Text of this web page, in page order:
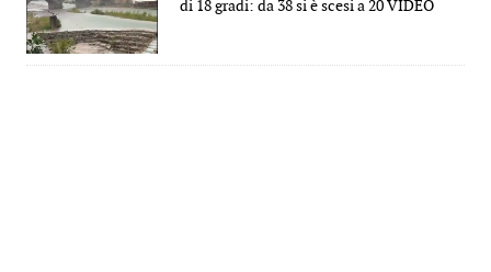
di 18 gradi: da 38 si è scesi a 20 VIDEO